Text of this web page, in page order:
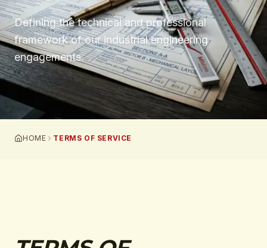
Defining the technical and professional
framework of our industrial engineering
engagements.
HOME TERMS OF SERVICE